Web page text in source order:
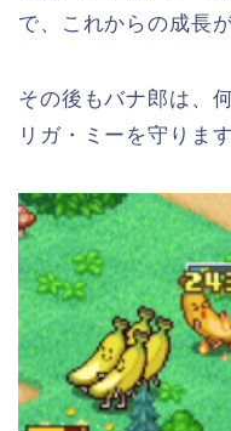
で、これからの成長
その後もバナ郎は、
リガ・ミーを守ります